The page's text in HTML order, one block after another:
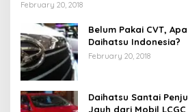
February 20, 2018
Belum Pakai CVT,
Daihatsu Indonesia?
February 20, 2018
Daihatsu Santai
Jauh dari Mobil LCGC